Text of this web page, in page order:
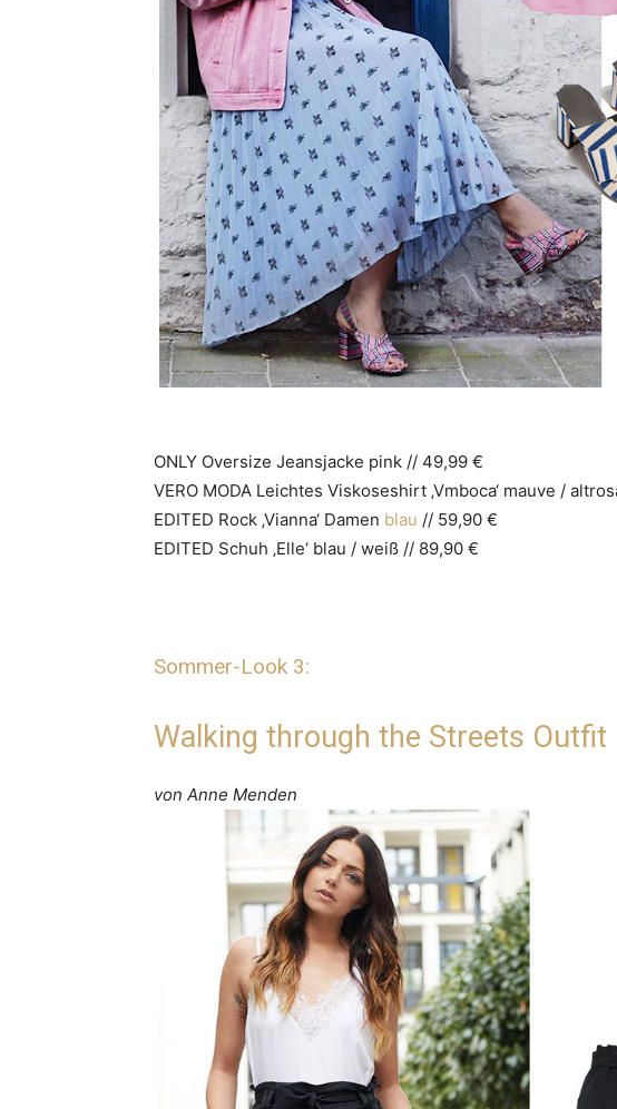
ONLY Oversize Jeansjacke pink // 49,99 €
VERO MODA Leichtes Viskoseshirt ‚Vmboca‘ mauve /
EDITED Rock ‚Vianna‘ Damen blau // 59,90 €
EDITED Schuh ‚Elle‘ blau / weiß // 89,90 €
Sommer-Look 3:
Walking through the Streets Outfit
von Anne Menden